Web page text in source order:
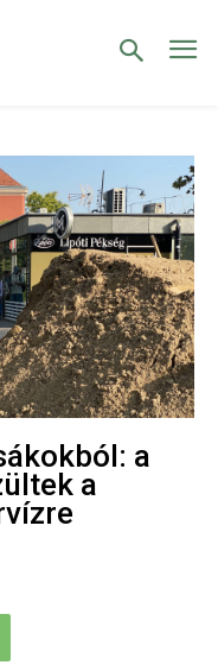
a
a